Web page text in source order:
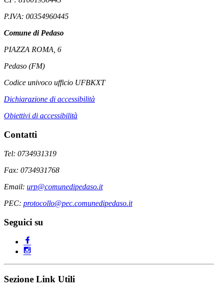
P.IVA: 00354960445
Comune di Pedaso
PIAZZA ROMA, 6
Pedaso (FM)
Codice univoco ufficio UFBKXT
Dichiarazione di accessibilità
Obiettivi di accessibilità
Contatti
Tel: 0734931319
Fax: 0734931768
Email: urp@comunedipedaso.it
PEC: protocollo@pec.comunedipedaso.it
Seguici su
Sezione Link Utili